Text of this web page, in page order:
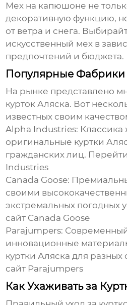
Мех на капюшоне не
декоративную функцию,
от ветра и снега.
искусственный мех в
предпочтений и бюджета.
Популярные Фабрики
На рынке представлено
курток Аляска. Вот
известных своим
Alpha Industries: Классика
оригинальные куртки
гражданских лиц.
Industries
Canada Goose:
своими
экстремальных погодных
сайт Canada Goose
Parajumpers:
инновационные
куртки Аляска для разных
сайт Parajumpers
Как Ухаживать за